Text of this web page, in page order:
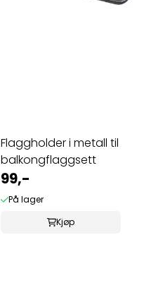
Flaggholder i metall til
balkongflaggsett
99,-
På lager
Kjøp